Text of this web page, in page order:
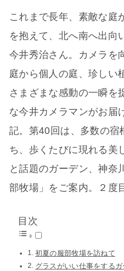
これまで長年、素敵な庭
を抱えて、北へ南へ出向
今井秀治さん。カメラを
庭から個人の庭、珍しい
さまざまな感動の一瞬を
な今井カメラマンがお届
記。第40回は、多数の宿
ち、歩くたびに現れる美
と話題のガーデン、神奈
部牧場」をご案内。２度
目次
初夏の服部牧場を訪ねて
グラスがいい仕事をするガ